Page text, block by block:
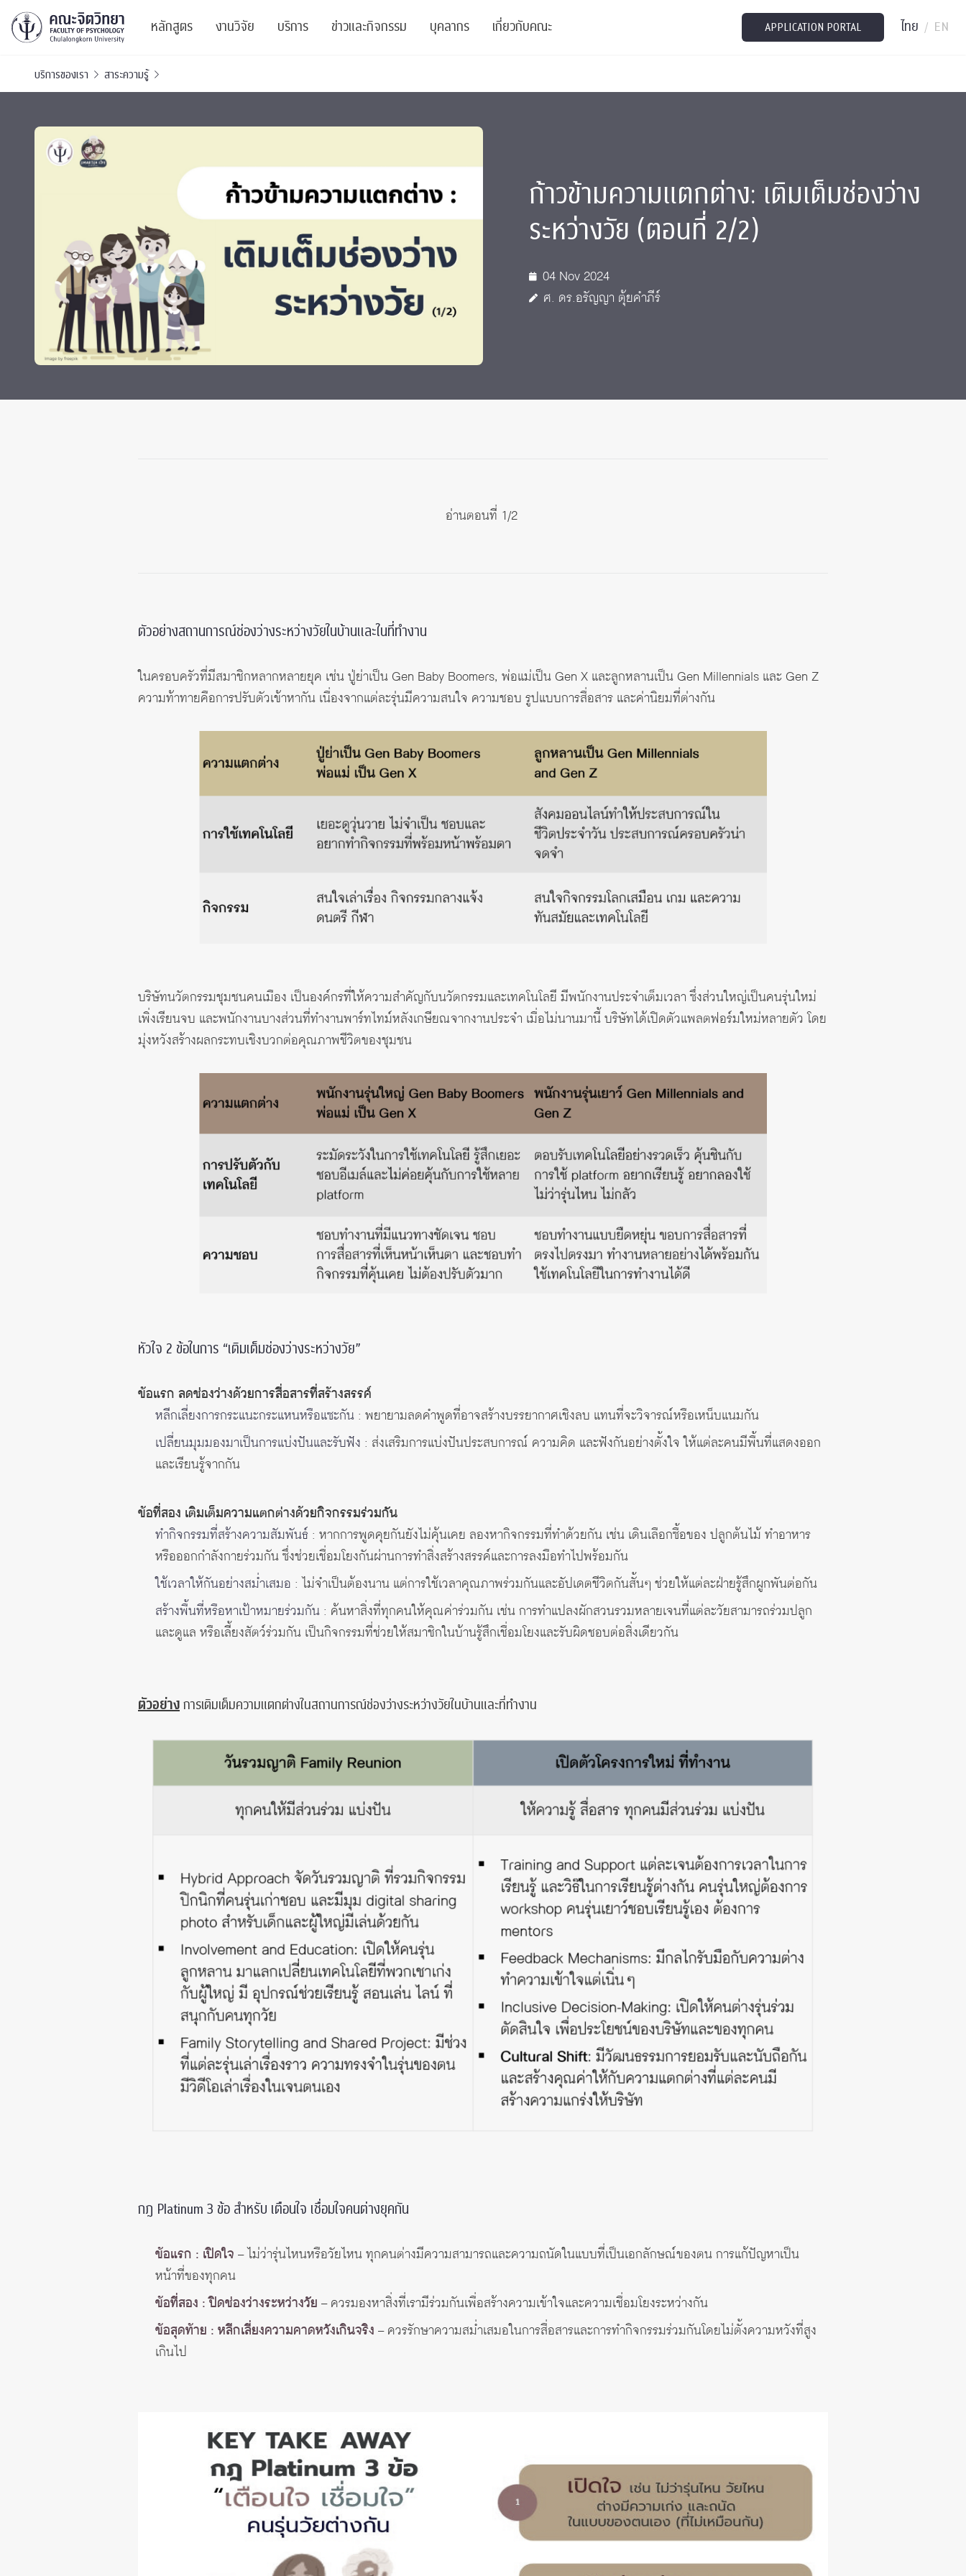
หลักสูตร
หลักสูตรปริญญาตรี
หลักสูตรปริญญาโทและ
ปริญญาเอก
นิสิตปัจจุบัน
งานวิจัย
ผลงานตีพิมพ์
งานประชุมวิชาการ
งานประชุมวิชาการระดับนานาชาติ
TICP 2023
SSBW Activities
บริการ
PSY Stats Clinic
ศูนย์สุขภาวะทางจิต
ศูนย์จิตวิทยาเพื่อประสิทธิภาพองค์กร
Life Di
CU Radio
ข่าวและกิจกรรม
เสวนาและบรรยายพิเศษ
โครงการอบรม
ตำแหน่งงาน
บุคลากร
เจ้าหน้าที่
นักวิจัยหลังปริญญาเอก
ผู้บริหาร
เกี่ยวกับคณะ
บริจาค
รายงานประจำปี
ติดต่อเรา
Intranet
APPLICATION PORTAL ไทย / EN
บริการของเรา สาระความรู้
ก้าวข้ามความแตกต่าง: เติมเต็มช่องว่าง
ระหว่างวัย (ตอนที่ 2/2)
04 Nov 2024
ศ. ดร.อรัญญา ตุ้ยคำภีร์
อ่านตอนที่ 1/2
ตัวอย่างสถานการณ์ช่องว่างระหว่างวัยในบ้านและในที่ทำงาน
ในครอบครัวที่มีสมาชิกหลากหลายยุค เช่น ปู่ย่าเป็น Gen Baby Boomers, พ่อแม่เป็น Gen X และลูกหลานเป็น Gen Millennials และ Gen Z
ความท้าทายคือการปรับตัวเข้าหากัน เนื่องจากแต่ละรุ่นมีความสนใจ ความชอบ รูปแบบการสื่อสาร และค่านิยมที่ต่างกัน
บริษัทนวัตกรรมชุมชนคนเมือง เป็นองค์กรที่ให้ความสำคัญกับนวัตกรรมและเทคโนโลยี มีพนักงานประจำเต็มเวลา ซึ่งส่วนใหญ่เป็นคนรุ่นใหม่
เพิ่งเรียนจบ และพนักงานบางส่วนที่ทำงานพาร์ทไทม์หลังเกษียณจากงานประจำ เมื่อไม่นานมานี้ บริษัทได้เปิดตัวแพลตฟอร์มใหม่หลายตัว โดย
มุ่งหวังสร้างผลกระทบเชิงบวกต่อคุณภาพชีวิตของชุมชน
หัวใจ 2 ข้อในการ “เติมเต็มช่องว่างระหว่างวัย”
ข้อแรก ลดช่องว่างด้วยการสื่อสารที่สร้างสรรค์
หลีกเลี่ยงการกระแนะกระแหนหรือแซะกัน : พยายามลดคำพูดที่อาจสร้างบรรยากาศเชิงลบ แทนที่จะวิจารณ์หรือเหน็บแนมกัน
เปลี่ยนมุมมองมาเป็นการแบ่งปันและรับฟัง : ส่งเสริมการแบ่งปันประสบการณ์ ความคิด และฟังกันอย่างตั้งใจ ให้แต่ละคนมีพื้นที่แสดงออก
และเรียนรู้จากกัน
ข้อที่สอง เติมเต็มความแตกต่างด้วยกิจกรรมร่วมกัน
ทำกิจกรรมที่สร้างความสัมพันธ์ : หากการพูดคุยกันยังไม่คุ้นเคย ลองหากิจกรรมที่ทำด้วยกัน เช่น เดินเลือกซื้อของ ปลูกต้นไม้ ทำอาหาร
หรือออกกำลังกายร่วมกัน ซึ่งช่วยเชื่อมโยงกันผ่านการทำสิ่งสร้างสรรค์และการลงมือทำไปพร้อมกัน
ใช้เวลาให้กันอย่างสม่ำเสมอ : ไม่จำเป็นต้องนาน แต่การใช้เวลาคุณภาพร่วมกันและอัปเดตชีวิตกันสั้นๆ ช่วยให้แต่ละฝ่ายรู้สึกผูกพันต่อกัน
สร้างพื้นที่หรือหาเป้าหมายร่วมกัน : ค้นหาสิ่งที่ทุกคนให้คุณค่าร่วมกัน เช่น การทำแปลงผักสวนรวมหลายเจนที่แต่ละวัยสามารถร่วมปลูก
และดูแล หรือเลี้ยงสัตว์ร่วมกัน เป็นกิจกรรมที่ช่วยให้สมาชิกในบ้านรู้สึกเชื่อมโยงและรับผิดชอบต่อสิ่งเดียวกัน
ตัวอย่างการเติมเต็มความแตกต่างในสถานการณ์ช่องว่างระหว่างวัยในบ้านและที่ทำงาน
กฎ Platinum 3 ข้อ สำหรับ เตือนใจ เชื่อมใจคนต่างยุคกัน
ข้อแรก : เปิดใจ – ไม่ว่ารุ่นไหนหรือวัยไหน ทุกคนต่างมีความสามารถและความถนัดในแบบที่เป็นเอกลักษณ์ของตน การแก้ปัญหาเป็น
หน้าที่ของทุกคน
ข้อที่สอง : ปิดช่องว่างระหว่างวัย – ควรมองหาสิ่งที่เรามีร่วมกันเพื่อสร้างความเข้าใจและความเชื่อมโยงระหว่างกัน
ข้อสุดท้าย : หลีกเลี่ยงความคาดหวังเกินจริง – ควรรักษาความสม่ำเสมอในการสื่อสารและการทำกิจกรรมร่วมกันโดยไม่ตั้งความหวังที่สูง
เกินไป